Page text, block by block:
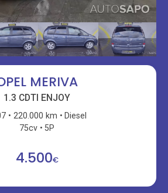
MERIVA
1.3 CDTI ENJOY
220.000 km
Diesel
75cv
5P
4.500€